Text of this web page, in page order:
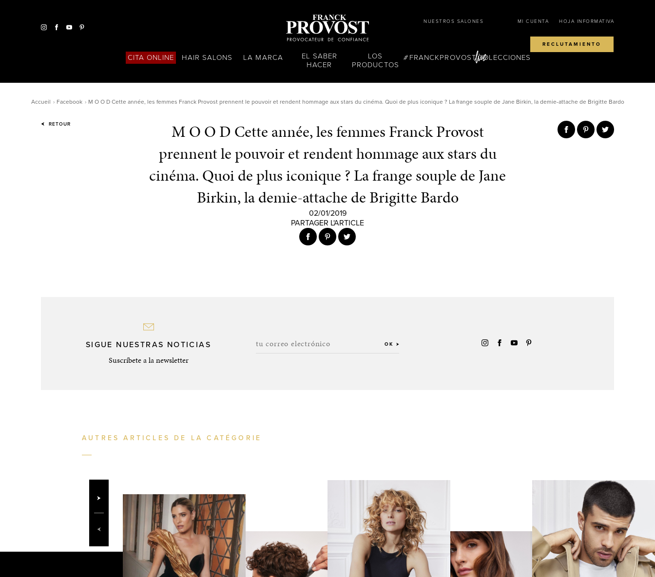
NUESTROS SALONES MI CUENTA HOJA INFORMATIVA
RECLUTAMIENTO
CITA ONLINE HAIR SALONS LA MARCA
EL SABER
HACER
LOS
PRODUCTOS
FRANCKPROVOSTCOLECCIONES
Accueil Facebook M O O D Cette année, les femmes Franck Provost prennent le pouvoir et rendent hommage aux stars du cinéma. Quoi de plus iconique ? La frange souple de Jane Birkin, la demie-attache de Brigitte Bardo
RETOUR
M O O D Cette année, les femmes Franck Provost
prennent le pouvoir et rendent hommage aux stars du
cinéma. Quoi de plus iconique ? La frange souple de Jane
Birkin, la demie-attache de Brigitte Bardo
02/01/2019
PARTAGER L'ARTICLE
SIGUE NUESTRAS NOTICIAS
Suscríbete a la newsletter
tu correo electrónico OK
AUTRES ARTICLES DE LA CATÉGORIE